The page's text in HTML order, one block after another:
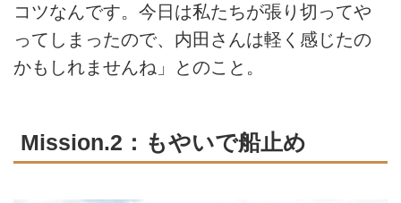
コツなんです。今日は私たちが張り切ってや
ってしまったので、内田さんは軽く感じたの
かもしれませんね」とのこと。
Mission.2：もやいで船止め